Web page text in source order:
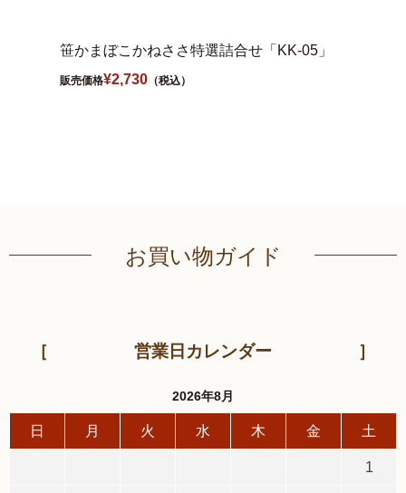
笹かまぼこかねささ特選詰合せ「KK-05」
販売価格¥2,730 （税込）
お買い物ガイド
営業日カレンダー
2026年8月
日 月 火 水 木 金 土
1